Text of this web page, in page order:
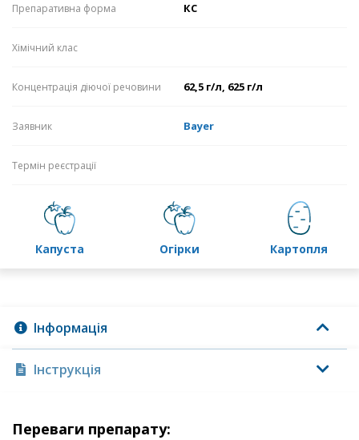
Препаративна форма КС
Хімічний клас
Концентрація діючої речовини 62,5 г/л, 625 г/л
Заявник Bayer
Термін реєстрації
капуста огірки картопля
Інформація
Інструкція
Переваги препарату: